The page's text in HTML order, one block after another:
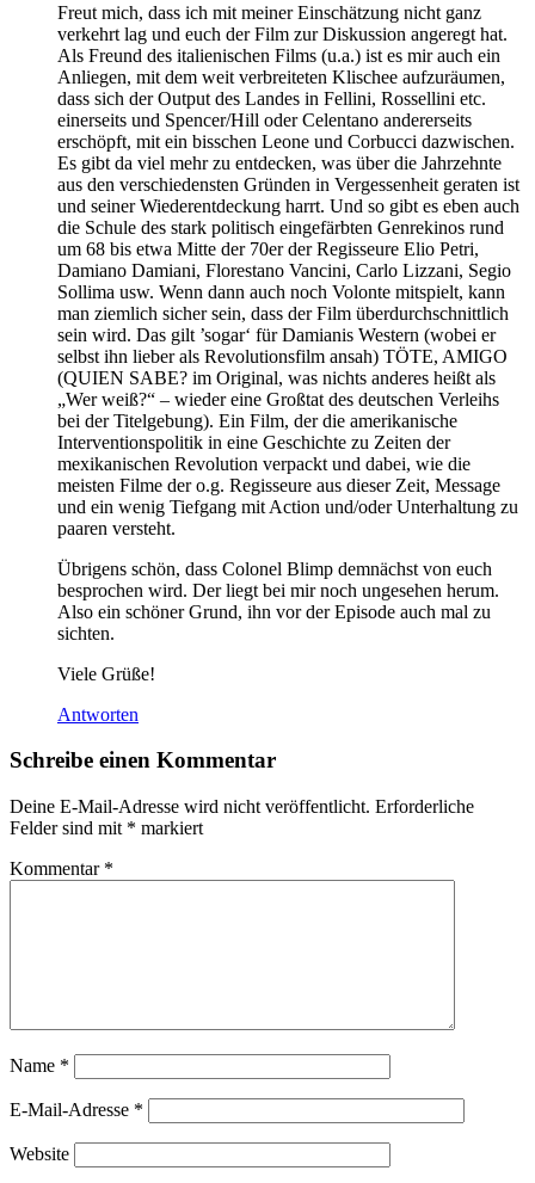
Freut mich, dass ich mit meiner Einschätzung nicht ganz
verkehrt lag und euch der Film zur Diskussion angeregt hat.
Als Freund des italienischen Films (u.a.) ist es mir auch ein
Anliegen, mit dem weit verbreiteten Klischee aufzuräumen,
dass sich der Output des Landes in Fellini, Rossellini etc.
einerseits und Spencer/Hill oder Celentano andererseits
erschöpft, mit ein bisschen Leone und Corbucci dazwischen.
Es gibt da viel mehr zu entdecken, was über die Jahrzehnte
aus den verschiedensten Gründen in Vergessenheit geraten ist
und seiner Wiederentdeckung harrt. Und so gibt es eben auch
die Schule des stark politisch eingefärbten Genrekinos rund
um 68 bis etwa Mitte der 70er der Regisseure Elio Petri,
Damiano Damiani, Florestano Vancini, Carlo Lizzani, Segio
Sollima usw. Wenn dann auch noch Volonte mitspielt, kann
man ziemlich sicher sein, dass der Film überdurchschnittlich
sein wird. Das gilt ’sogar‘ für Damianis Western (wobei er
selbst ihn lieber als Revolutionsfilm ansah) TÖTE, AMIGO
(QUIEN SABE? im Original, was nichts anderes heißt als
„Wer weiß?“ – wieder eine Großtat des deutschen Verleihs
bei der Titelgebung). Ein Film, der die amerikanische
Interventionspolitik in eine Geschichte zu Zeiten der
mexikanischen Revolution verpackt und dabei, wie die
meisten Filme der o.g. Regisseure aus dieser Zeit, Message
und ein wenig Tiefgang mit Action und/oder Unterhaltung zu
paaren versteht.
Übrigens schön, dass Colonel Blimp demnächst von euch
besprochen wird. Der liegt bei mir noch ungesehen herum.
Also ein schöner Grund, ihn vor der Episode auch mal zu
sichten.
Viele Grüße!
Antworten
Schreibe einen Kommentar
Deine E-Mail-Adresse wird nicht veröffentlicht. Erforderliche
Felder sind mit * markiert
Kommentar *
Name *
E-Mail-Adresse *
Website